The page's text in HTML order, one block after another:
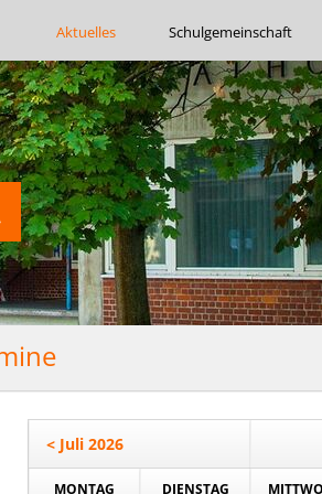
überspringen
Aktuelles Schulgemeinschaft
< Juli 2026
MONTAG DIENSTAG